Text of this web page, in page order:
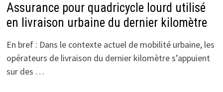
Assurance pour quadricycle lourd utilisé
en livraison urbaine du dernier kilomètre
En bref : Dans le contexte actuel de mobilité urbaine, les
opérateurs de livraison du dernier kilomètre s’appuient
sur des …